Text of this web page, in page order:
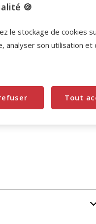
commande* avec votre
cumulable aux autres
🍪
le stockage de cookies
analyser son utilisation et
Tout